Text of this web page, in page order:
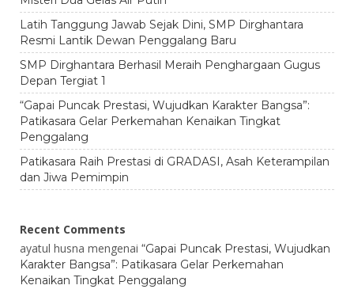
Latih Tanggung Jawab Sejak Dini, SMP Dirghantara
Resmi Lantik Dewan Penggalang Baru
SMP Dirghantara Berhasil Meraih Penghargaan Gugus
Depan Tergiat 1
“Gapai Puncak Prestasi, Wujudkan Karakter Bangsa”:
Patikasara Gelar Perkemahan Kenaikan Tingkat
Penggalang
Patikasara Raih Prestasi di GRADASI, Asah Keterampilan
dan Jiwa Pemimpin
Recent Comments
ayatul husna mengenai “Gapai Puncak Prestasi, Wujudkan
Karakter Bangsa”: Patikasara Gelar Perkemahan
Kenaikan Tingkat Penggalang